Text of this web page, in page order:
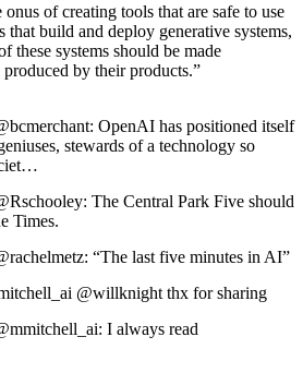
onus of creating tools that are safe to use
that build and deploy generative systems,
these systems should be made
by their products.”
OpenAI has positioned itself
stewards of a technology so
The Central Park Five should
Times.
“The last five minutes in AI”
@willknight thx for sharing
I always read